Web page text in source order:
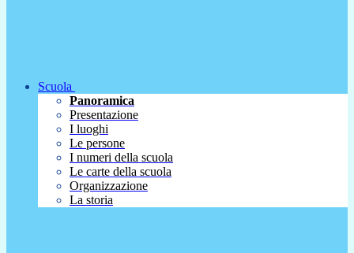
Scuola
Panoramica
Presentazione
I luoghi
Le persone
I numeri della scuola
Le carte della scuola
Organizzazione
La storia